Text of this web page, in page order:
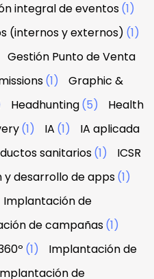
integral de eventos(1)
(internos y externos) (1)
Gestión Punto de Venta
(1)
Graphic &
Headhunting(5)
Health
(1) IA (1)
IA aplicada
sanitarios(1)
ICSR
y desarrollo de apps(1)
Implantación de
de campañas(1)
(1)
Implantación de
de